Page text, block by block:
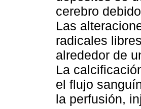
cerebro
Las
radicales
alrededor de
La
el flujo
la perfusión,